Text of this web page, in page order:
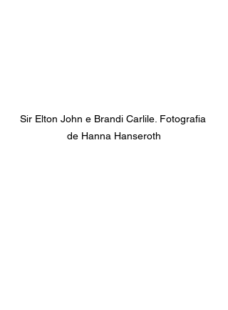
Sir Elton John e Brandi Carlile. Fotografia
de Hanna Hanseroth